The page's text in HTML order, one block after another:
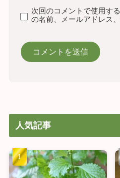
次回のコメントで使用す
の名前、メールアドレス
人気記事